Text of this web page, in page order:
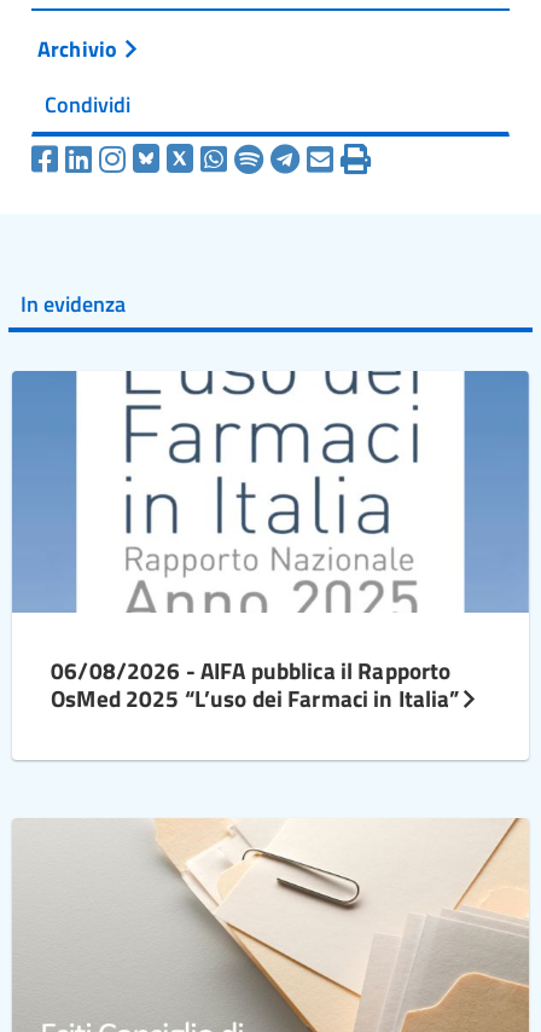
Archivio
Condividi
In evidenza
06/08/2026 - AIFA pubblica il Rapporto
OsMed 2025 “L’uso dei Farmaci in Italia”